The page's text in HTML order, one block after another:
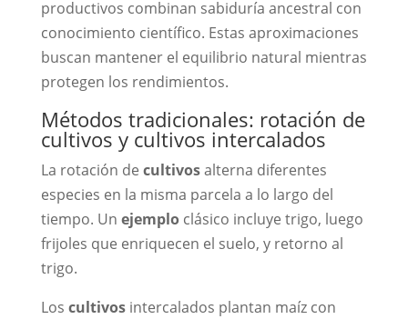
productivos combinan sabiduría ancestral con
conocimiento científico. Estas aproximaciones
buscan mantener el equilibrio natural mientras
protegen los rendimientos.
Métodos tradicionales: rotación de
cultivos y cultivos intercalados
La rotación de cultivosalterna diferentes
especies en la misma parcela a lo largo del
tiempo. Un ejemploclásico incluye trigo, luego
frijoles que enriquecen el suelo, y retorno al
trigo.
Los cultivosintercalados plantan maíz con